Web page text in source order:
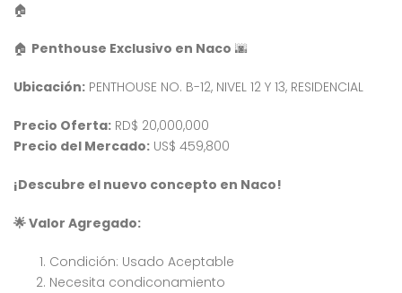
🏠
🏠 Penthouse Exclusivo en Naco 🌆
Ubicación: PENTHOUSE NO. B-12, NIVEL 12 Y 13, RESIDENCIAL
Precio Oferta: RD$ 20,000,000
Precio del Mercado: US$ 459,800
¡Descubre el nuevo concepto en Naco!
🌟Valor Agregado:
Condición: Usado Aceptable
Necesita condiconamiento